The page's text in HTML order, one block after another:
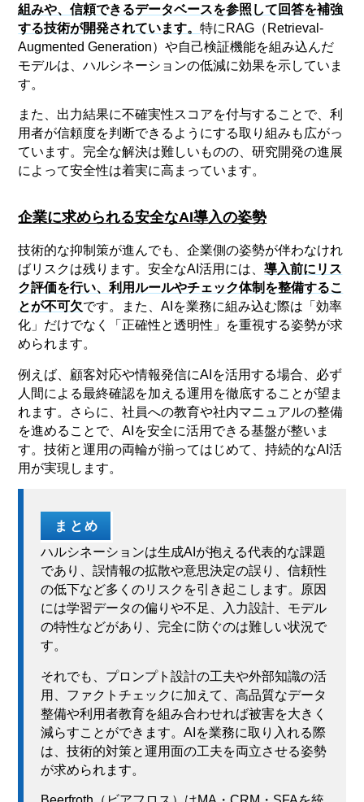
組みや、信頼できるデータベースを参照して回答を補強
する技術が開発されています。特にRAG（Retrieval-
Augmented Generation）や自己検証機能を組み込んだ
モデルは、ハルシネーションの低減に効果を示していま
す。
また、出力結果に不確実性スコアを付与することで、利
用者が信頼度を判断できるようにする取り組みも広がっ
ています。完全な解決は難しいものの、研究開発の進展
によって安全性は着実に高まっています。
企業に求められる安全なAI導入の姿勢
技術的な抑制策が進んでも、企業側の姿勢が伴わなけれ
ばリスクは残ります。安全なAI活用には、導入前にリス
ク評価を行い、利用ルールやチェック体制を整備するこ
とが不可欠です。また、AIを業務に組み込む際は「効率
化」だけでなく「正確性と透明性」を重視する姿勢が求
められます。
例えば、顧客対応や情報発信にAIを活用する場合、必ず
人間による最終確認を加える運用を徹底することが望ま
れます。さらに、社員への教育や社内マニュアルの整備
を進めることで、AIを安全に活用できる基盤が整いま
す。技術と運用の両輪が揃ってはじめて、持続的なAI活
用が実現します。
まとめ
ハルシネーションは生成AIが抱える代表的な課題
であり、誤情報の拡散や意思決定の誤り、信頼性
の低下など多くのリスクを引き起こします。原因
には学習データの偏りや不足、入力設計、モデル
の特性などがあり、完全に防ぐのは難しい状況で
す。
それでも、プロンプト設計の工夫や外部知識の活
用、ファクトチェックに加えて、高品質なデータ
整備や利用者教育を組み合わせれば被害を大きく
減らすことができます。AIを業務に取り入れる際
は、技術的対策と運用面の工夫を両立させる姿勢
が求められます。